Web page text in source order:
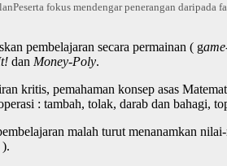
Peserta fokus mendengar penerangan daripada
pembelajaran secara permainan ( g
dan Money-Poly.
kritis, pemahaman konsep asas
: tambah, tolak, darab dan bahagi,
malah turut menanamkan